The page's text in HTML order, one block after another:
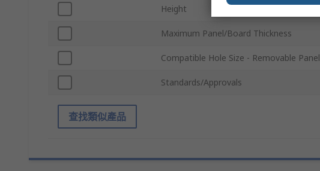
Height
Maximum Panel/Board Thickness
Compatible Hole Size - Removable Panel
Standards/Approvals
查找類似產品